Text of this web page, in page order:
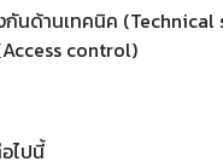
นด้านเทคนิค (Technical
control)
ไปนี้